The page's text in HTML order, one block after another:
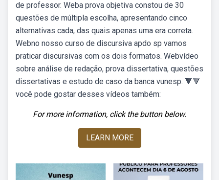
de professor. Weba prova objetiva constou de 30
questões de múltipla escolha, apresentando cinco
alternativas cada, das quais apenas uma era correta.
Webno nosso curso de discursiva apdo sp vamos
praticar discursivas com os dois formatos. Webvídeo
sobre análise de redação, prova dissertativa, questões
dissertativas e estudo de caso da banca vunesp. 🔻🔻
você pode gostar desses vídeos também:
For more information, click the button below.
LEARN MORE